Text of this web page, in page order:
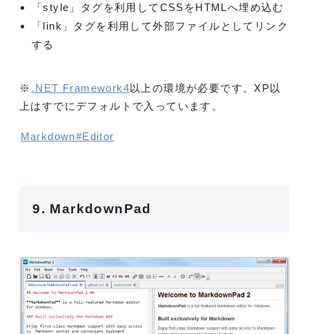
「style」タグを利用してCSSをHTMLへ埋め込む
「link」タグを利用して外部ファイルとしてリンク
する
※ .NET Framework4以上の環境が必要です。XP以
上はすでにデフォルトで入っています。
Markdown#Editor
9. MarkdownPad